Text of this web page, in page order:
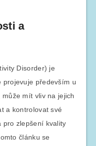
a
Disorder) je
projevuje především u
mít vliv na jejich
a kontrolovat své
pro zlepšení kvality
článku se